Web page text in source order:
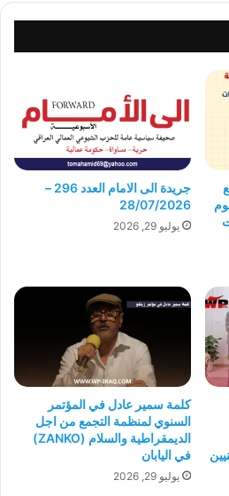
جريدة الى الامام العدد 296 –
28/07/2026
يوليو 29, 2026
كلمة سمير عادل في المؤتمر
السنوي لمنظمة التجمع من اجل
الديمقراطية والسلام (ZANKO)
في اليابان
يوليو 29, 2026